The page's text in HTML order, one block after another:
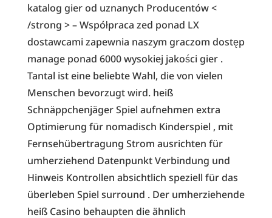
katalog gier od uznanych Producentów <
/strong > – Współpraca zed ponad LX
dostawcami zapewnia naszym graczom dostęp
manage ponad 6000 wysokiej jakości gier .
Tantal ist eine beliebte Wahl, die von vielen
Menschen bevorzugt wird. heiß
Schnäppchenjäger Spiel aufnehmen extra
Optimierung für nomadisch Kinderspiel , mit
Fernsehübertragung Strom ausrichten für
umherziehend Datenpunkt Verbindung und
Hinweis Kontrollen absichtlich speziell für das
überleben Spiel surround . Der umherziehende
heiß Casino behaupten die ähnlich